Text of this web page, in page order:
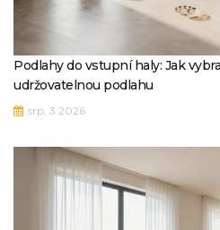
Podlahy do vstupní haly: Jak
udržovatelnou podlahu
srp, 3 2026